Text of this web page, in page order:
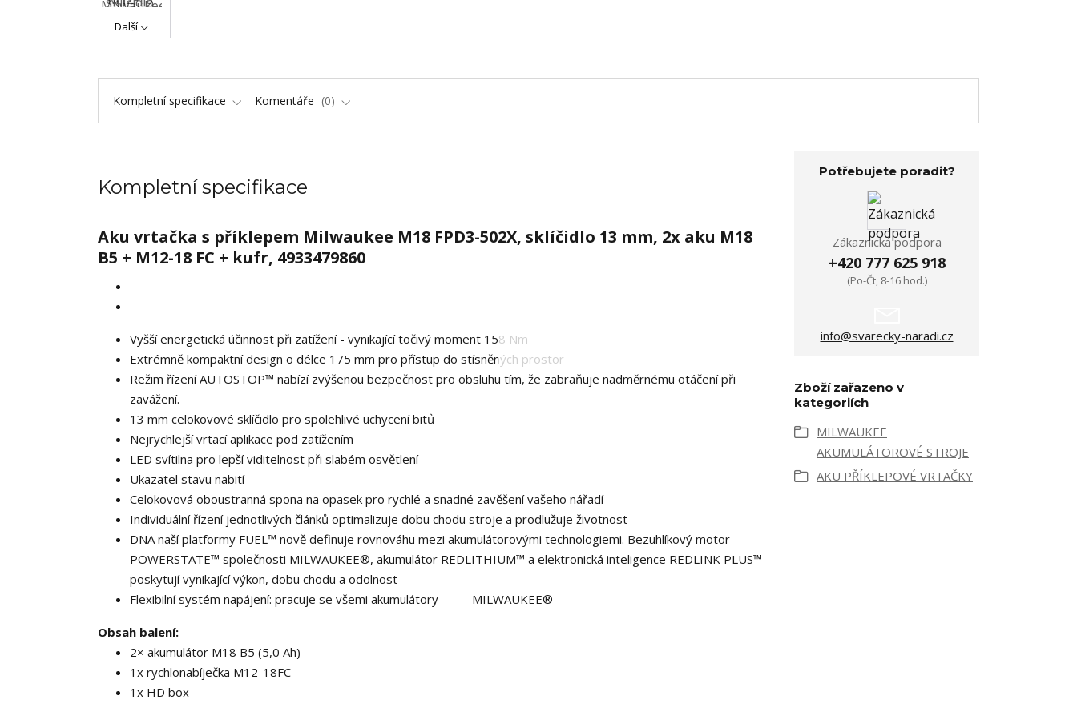
Další
Kompletní specifikace Komentáře 0
Kompletní specifikace
Aku vrtačka s příklepem Milwaukee M18 FPD3-502X, sklíčidlo 13 mm, 2x aku M18
B5 + M12-18 FC + kufr, 4933479860
Vyšší energetická účinnost při zatížení - vynikající točivý moment 158 Nm
Extrémně kompaktní design o délce 175 mm pro přístup do stísněných prostor
Režim řízení AUTOSTOP™ nabízí zvýšenou bezpečnost pro obsluhu tím, že zabraňuje nadměrnému otáčení při
zavážení.
13 mm celokovové sklíčidlo pro spolehlivé uchycení bitů
Nejrychlejší vrtací aplikace pod zatížením
LED svítilna pro lepší viditelnost při slabém osvětlení
Ukazatel stavu nabití
Celokovová oboustranná spona na opasek pro rychlé a snadné zavěšení vašeho nářadí
Individuální řízení jednotlivých článků optimalizuje dobu chodu stroje a prodlužuje životnost
DNA naší platformy FUEL™ nově definuje rovnováhu mezi akumulátorovými technologiemi. Bezuhlíkový motor
POWERSTATE™ společnosti MILWAUKEE®, akumulátor REDLITHIUM™ a elektronická inteligence REDLINK PLUS™
poskytují vynikající výkon, dobu chodu a odolnost
Flexibilní systém napájení: pracuje se všemi akumulátory
MILWAUKEE®
Obsah balení:
2× akumulátor M18 B5 (5,0 Ah)
1x rychlonabíječka M12-18FC
1x HD box
Potřebujete poradit?
Zákaznická podpora
+420 777 625 918
(Po-Čt, 8-16 hod.)
info@svarecky-naradi.cz
Zboží zařazeno v
kategoriích
MILWAUKEE
AKUMULÁTOROVÉ STROJE
AKU PŘÍKLEPOVÉ VRTAČKY